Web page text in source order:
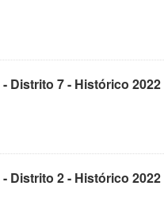
Distrito 7 - Histórico 2022
Distrito 2 - Histórico 2022